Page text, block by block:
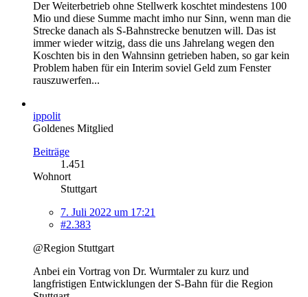
Der Weiterbetrieb ohne Stellwerk koschtet mindestens 100
Mio und diese Summe macht imho nur Sinn, wenn man die
Strecke danach als S-Bahnstrecke benutzen will. Das ist
immer wieder witzig, dass die uns Jahrelang wegen den
Koschten bis in den Wahnsinn getrieben haben, so gar kein
Problem haben für ein Interim soviel Geld zum Fenster
rauszuwerfen...
ippolit
Goldenes Mitglied
Beiträge
1.451
Wohnort
Stuttgart
7. Juli 2022 um 17:21
#2.383
@Region Stuttgart
Anbei ein Vortrag von Dr. Wurmtaler zu kurz und
langfristigen Entwicklungen der S-Bahn für die Region